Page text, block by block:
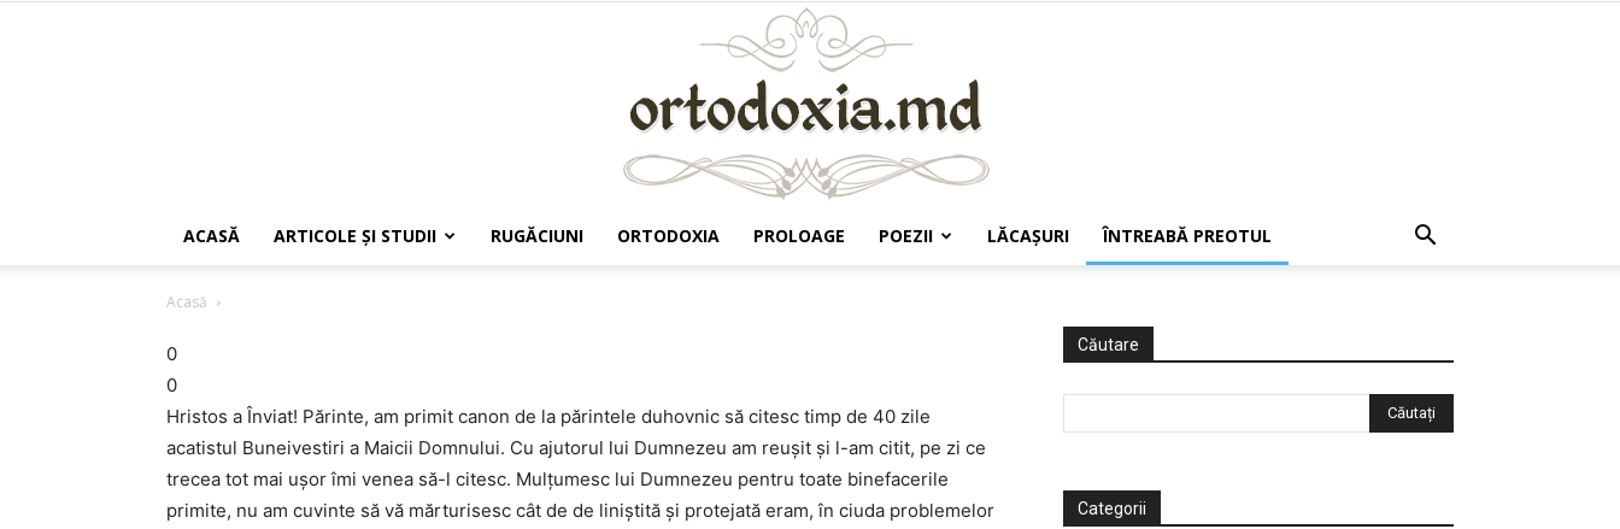
ACASĂ ARTICOLE ŞI STUDII RUGĂCIUNI ORTODOXIA PROLOAGE POEZII LĂCAŞURI ÎNTREABĂ PREOTUL
Acasă
0
0
Hristos a Înviat! Părinte, am primit canon de la părintele duhovnic să citesc timp de 40 zile
acatistul Buneivestiri a Maicii Domnului. Cu ajutorul lui Dumnezeu am reuşit şi l-am citit, pe zi ce
trecea tot mai uşor îmi venea să-l citesc. Mulţumesc lui Dumnezeu pentru toate binefacerile
primite, nu am cuvinte să vă mărturisesc cât de de liniştită şi protejată eram, în ciuda problemelor
Căutare
Categorii